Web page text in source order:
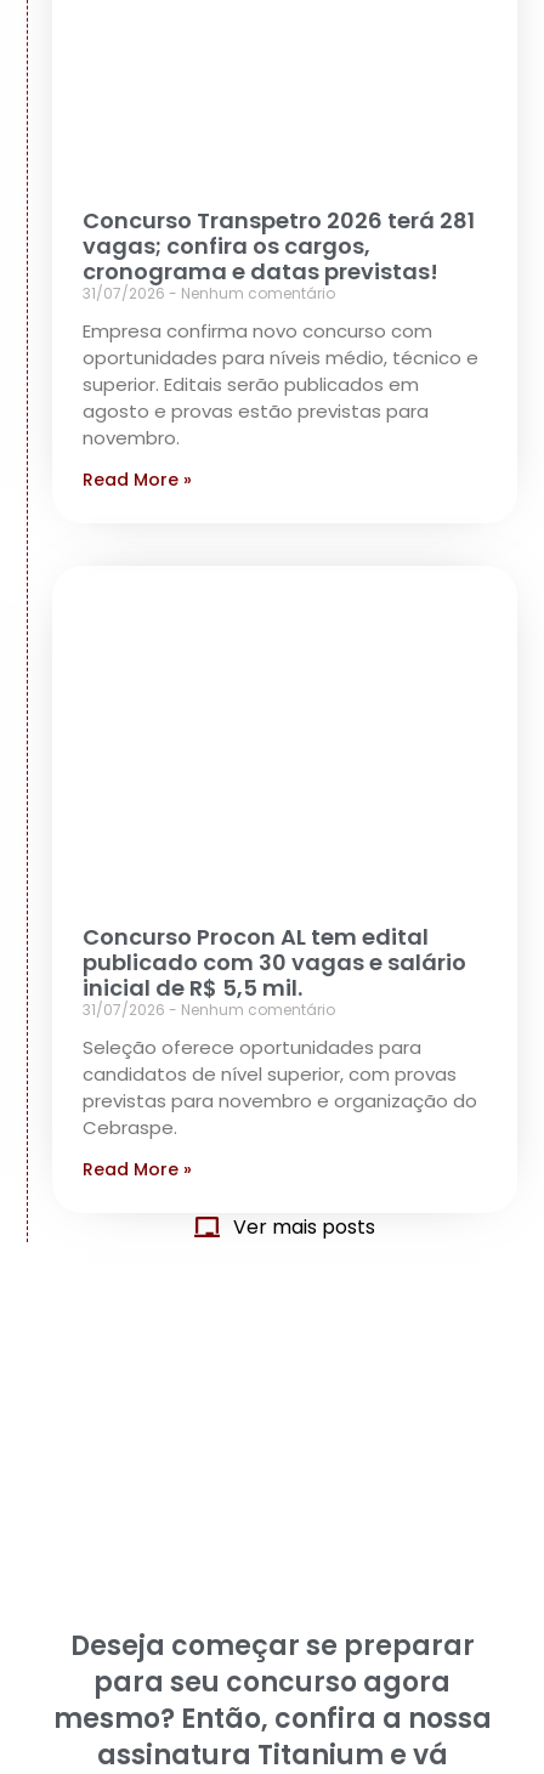
Concurso Transpetro 2026 terá 281
vagas; confira os cargos,
cronograma e datas previstas!
31/07/2026 Nenhum comentário
Empresa confirma novo concurso com
oportunidades para níveis médio, técnico e
superior. Editais serão publicados em
agosto e provas estão previstas para
novembro.
Read More »
Concurso Procon AL tem edital
publicado com 30 vagas e salário
inicial de R$ 5,5 mil.
31/07/2026 Nenhum comentário
Seleção oferece oportunidades para
candidatos de nível superior, com provas
previstas para novembro e organização do
Cebraspe.
Read More »
Ver mais posts
Deseja começar se preparar
para seu concurso agora
mesmo? Então, confira a nossa
assinatura Titanium e vá